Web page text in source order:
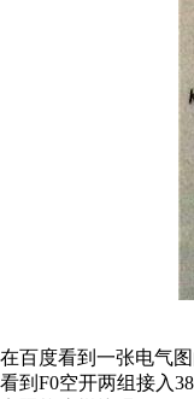
在百度看到一张电气
看到F0空开两组接入